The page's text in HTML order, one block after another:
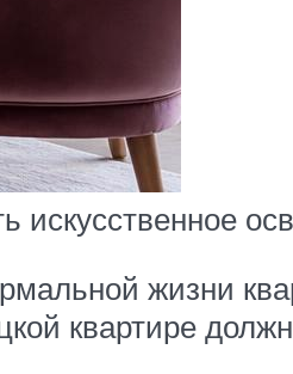
искусственное
жизни
квартире